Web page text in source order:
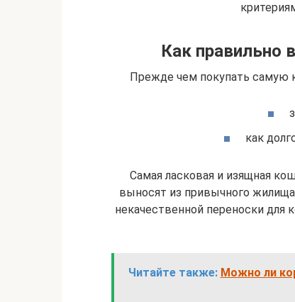
Как правильно
Прежде чем покупать самую
как
Самая ласковая и изящная
выносят из привычного
некачественной переноски
Читайте также: Можно ли